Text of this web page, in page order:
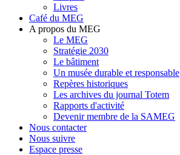
Livres
Café du MEG
A propos du MEG
Le MEG
Stratégie 2030
Le bâtiment
Un musée durable et responsable
Repères historiques
Les archives du journal Totem
Rapports d'activité
Devenir membre de la SAMEG
Nous contacter
Nous suivre
Espace presse